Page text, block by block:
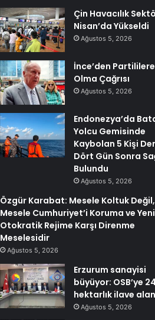
Çin Havacılık
Nisan’da Yükseldi
Ağustos 5, 2026
İnce’den
Olma Çağrısı
Ağustos 5, 2026
Endonezya’da
Yolcu Gemisinde
Kaybolan 5 Kişi
Dört Gün Sonra
Bulundu
Ağustos 5, 2026
Özgür Karabat: Mesele Koltuk Değil,
Mesele Cumhuriyet’i Koruma ve
Otokratik Rejime Karşı Direnme
Meselesidir
Ağustos 5, 2026
Erzurum sanayisi
büyüyor: OSB’ye
hektarlık ilave alan
Ağustos 5, 2026